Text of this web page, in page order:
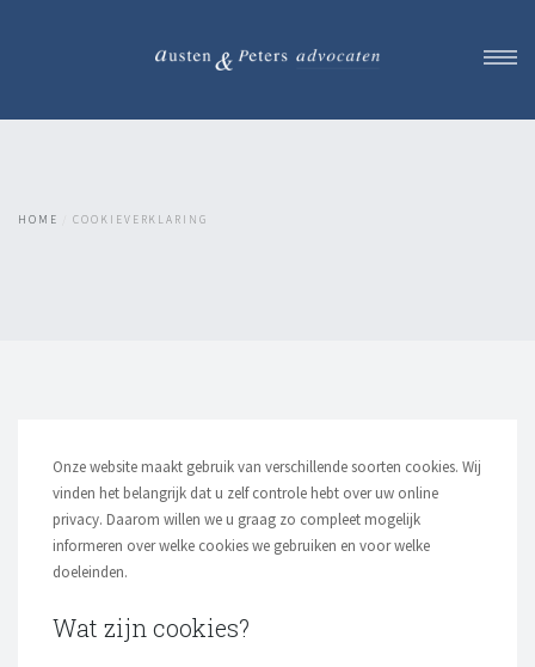
HOME COOKIEVERKLARING
Onze website maakt gebruik van verschillende soorten cookies. Wij
vinden het belangrijk dat u zelf controle hebt over uw online
privacy. Daarom willen we u graag zo compleet mogelijk
informeren over welke cookies we gebruiken en voor welke
doeleinden.
Wat zijn cookies?